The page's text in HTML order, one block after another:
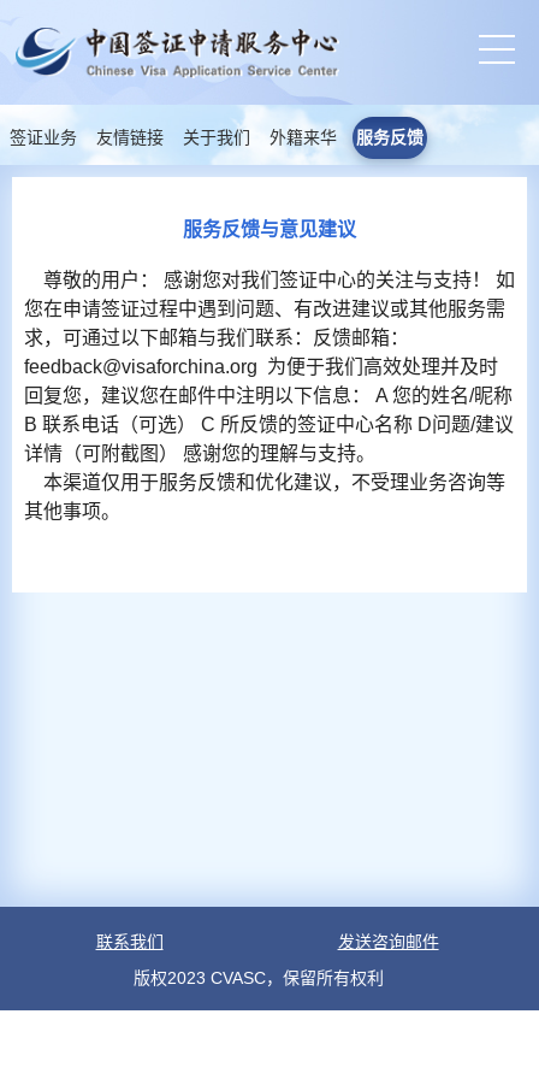
签证业务 友情链接 关于我们 外籍来华 服务反馈
服务反馈与意见建议
尊敬的用户： 感谢您对我们签证中心的关注与支持！ 如
您在申请签证过程中遇到问题、有改进建议或其他服务需
求，可通过以下邮箱与我们联系：反馈邮箱：
feedback@visaforchina.org 为便于我们高效处理并及时
回复您，建议您在邮件中注明以下信息： A 您的姓名/昵称
B 联系电话（可选） C 所反馈的签证中心名称 D问题/建议
详情（可附截图） 感谢您的理解与支持。
本渠道仅用于服务反馈和优化建议，不受理业务咨询等
其他事项。
联系我们
发送咨询邮件
版权2023 CVASC，保留所有权利